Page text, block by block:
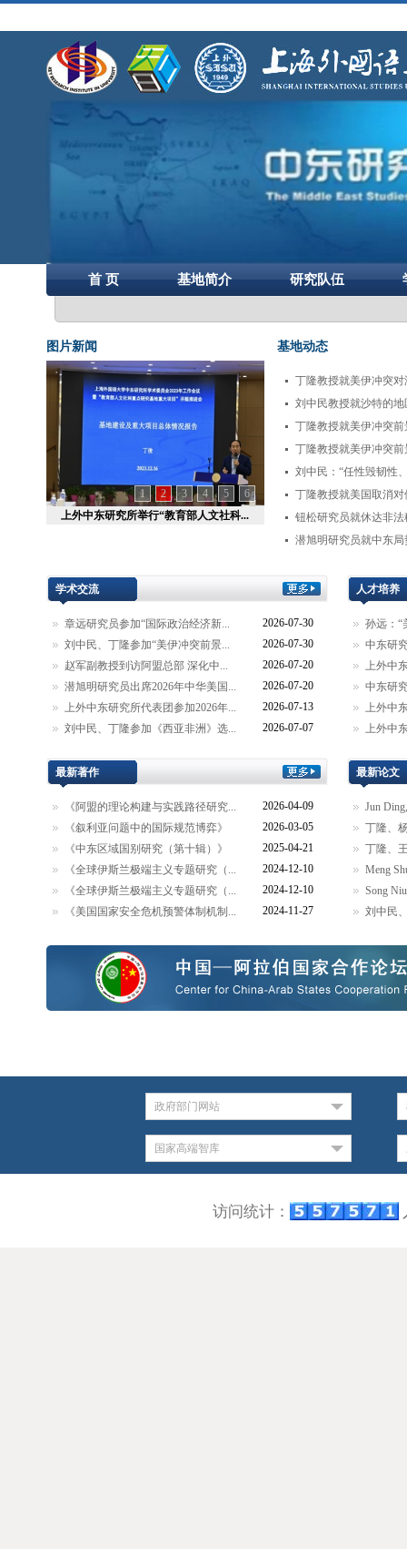
首 页 基地简介 研究队伍
图片新闻
1 2 3 4 5
6
上外中东研究所举行“教育部人文社科...
基地动态
丁隆教授就美伊冲突
刘中民教授就沙特的
丁隆教授就美伊冲突
丁隆教授就美伊冲突
刘中民：“任性毁韧性
丁隆教授就美国取消
钮松研究员就休达非
潜旭明研究员就中东
学术交流
章远研究员参加“国际政治经济新...
2026-07-30
刘中民、丁隆参加“美伊冲突前景...
2026-07-30
赵军副教授到访阿盟总部 深化中...
2026-07-20
潜旭明研究员出席2026年中华美国...
2026-07-20
上外中东研究所代表团参加2026年...
2026-07-13
刘中民、丁隆参加《西亚非洲》选...
2026-07-07
人才培养
孙远：“
中东研
上外中
中东研
上外中
上外中
最新著作
《阿盟的理论构建与实践路径研究...
2026-04-09
《叙利亚问题中的国际规范博弈》
2026-03-05
《中东区域国别研究（第十辑）》
2025-04-21
《全球伊斯兰极端主义专题研究（...
2024-12-10
《全球伊斯兰极端主义专题研究（...
2024-12-10
《美国国家安全危机预警体制机制...
2024-11-27
最新论文
Jun
丁隆、
丁隆、
Meng
Song
刘中民
政府部门网站
国家高端智库
访问统计：